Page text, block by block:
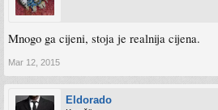
Mnogo ga cijeni, stoja je realnija cijena.
Mar 12, 2015
Eldorado